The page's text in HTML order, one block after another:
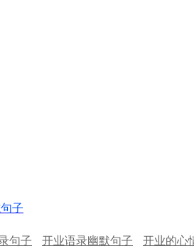
子
句子 开业语录幽默句子 开业的心